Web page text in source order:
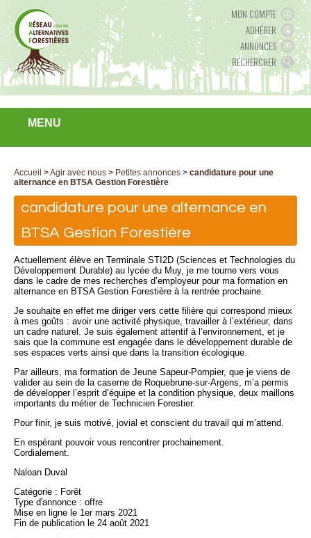
MON COMPTE
ADHÉRER
ANNONCES
RECHERCHER
MENU
Accueil >Agir avec nous > Petites annonces > candidature pour une
alternance en BTSA Gestion Forestière
candidature pour une alternance en
BTSA Gestion Forestière
Actuellement élève en Terminale STI2D (Sciences et Technologies du
Développement Durable) au lycée du Muy, je me tourne vers vous
dans le cadre de mes recherches d’employeur pour ma formation en
alternance en BTSA Gestion Forestière à la rentrée prochaine.
Je souhaite en effet me diriger vers cette filière qui correspond mieux
à mes goûts : avoir une activité physique, travailler à l’extérieur, dans
un cadre naturel. Je suis également attentif à l’environnement, et je
sais que la commune est engagée dans le développement durable de
ses espaces verts ainsi que dans la transition écologique.
Par ailleurs, ma formation de Jeune Sapeur-Pompier, que je viens de
valider au sein de la caserne de Roquebrune-sur-Argens, m’a permis
de développer l’esprit d’équipe et la condition physique, deux maillons
importants du métier de Technicien Forestier.
Pour finir, je suis motivé, jovial et conscient du travail qui m’attend.
En espérant pouvoir vous rencontrer prochainement.
Cordialement.
Naloan Duval
Catégorie : Forêt
Type d'annonce : offre
Mise en ligne le 1er mars 2021
Fin de publication le 24 août 2021